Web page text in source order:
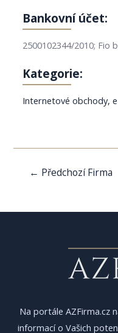
Bankovní účet:
2500102344/2010; Fio
Kategorie:
Internetové obchody,
Navigace
← Předchozí Firma
Na portále AZFirma.cz
informací o Vašich